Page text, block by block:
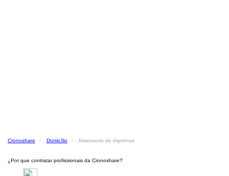
Cronoshare Domicílio Assessoria de imprensa
¿Por que contratar profissionais da Cronoshare?